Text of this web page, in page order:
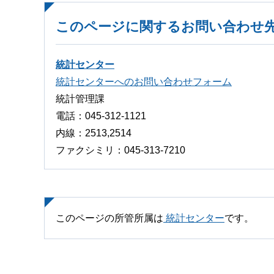
このページに関するお問い合わせ
統計センター
統計センターへのお問い合わせフォーム
統計管理課
電話：045-312-1121
内線：2513,2514
ファクシミリ：045-313-7210
このページの所管所属は 統計センターです。